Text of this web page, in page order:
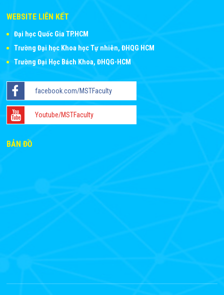
WEBSITE LIÊN KẾT
Đại học Quốc Gia TP.HCM
Trường Đại học Khoa học Tự nhiên, ĐHQG HCM
Trường Đại Học Bách Khoa, ĐHQG-HCM
facebook.com/MSTFaculty
Youtube/MSTFaculty
BẢN ĐỒ